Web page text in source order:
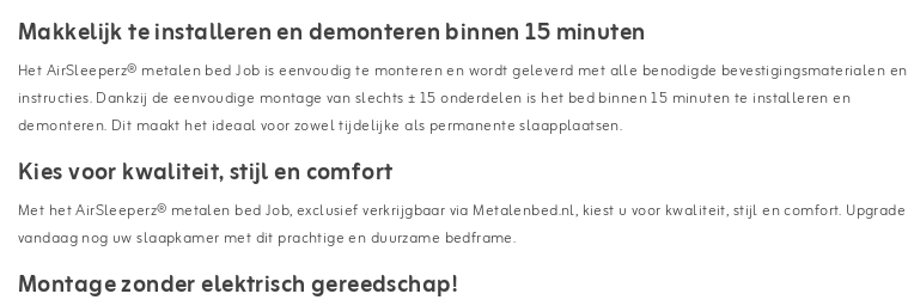
Makkelijk te installeren en demonteren binnen 15 minuten
Het AirSleeperz® metalen bed Job is eenvoudig te monteren en wordt geleverd met alle benodigde bevestigingsmaterialen en
instructies. Dankzij de eenvoudige montage van slechts ± 15 onderdelen is het bed binnen 15 minuten te installeren en
demonteren. Dit maakt het ideaal voor zowel tijdelijke als permanente slaapplaatsen.
Kies voor kwaliteit, stijl en comfort
Met het AirSleeperz® metalen bed Job, exclusief verkrijgbaar via Metalenbed.nl, kiest u voor kwaliteit, stijl en comfort. Upgrade
vandaag nog uw slaapkamer met dit prachtige en duurzame bedframe.
Montage zonder elektrisch gereedschap!